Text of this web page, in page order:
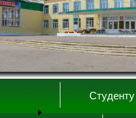
Студенту